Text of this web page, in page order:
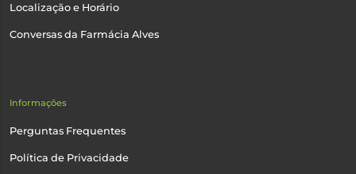
Localização e Horário
Conversas da Farmácia Alves
Informações
Perguntas Frequentes
Política de Privacidade